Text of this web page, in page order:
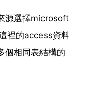
源選擇microsoft
裡的access資料
個相同表結構的